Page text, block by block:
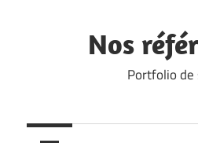
Nos
Portfolio